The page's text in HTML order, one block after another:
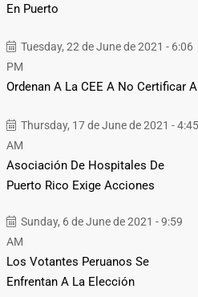
En Puerto
Tuesday, 22 de June de 2021 - 6:06
PM
Ordenan A La CEE A No Certificar A
Thursday, 17 de June de 2021 - 4:45
AM
Asociación De Hospitales De
Puerto Rico Exige Acciones
Sunday, 6 de June de 2021 - 9:59
AM
Los Votantes Peruanos Se
Enfrentan A La Elección